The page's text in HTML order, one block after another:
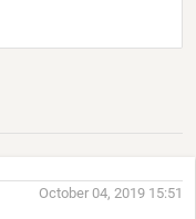
October 04, 2019 15:51